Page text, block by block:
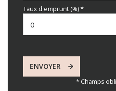
Taux d'emprunt (%) *
ENVOYER
* Champs